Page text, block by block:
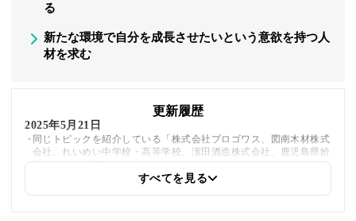
る
新たな環境で自分を成長させたいという意欲を持つ人
材を求む
更新履歴
2025年5月21日
同じトピックを紹介している「株式会社プロゴワス、図南木材株式
会社、れいめい中学校・高等学校、濵田酒造株式会社、鹿児島県姶
良市」への内部リンクを追加しました
すべてを見る